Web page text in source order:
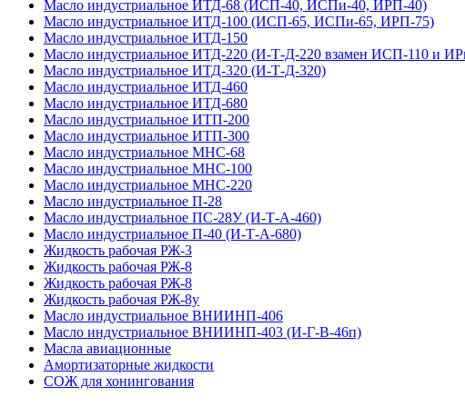
Масло индустриальное ИТД-68 (ИСП-40, ИСПи-40, ИРП-40)
Масло индустриальное ИТД-100 (ИСП-65, ИСПи-65, ИРП-75)
Масло индустриальное ИТД-150
Масло индустриальное ИТД-220 (И-Т-Д-220 взамен ИСП-110 и
Масло индустриальное ИТД-320 (И-Т-Д-320)
Масло индустриальное ИТД-460
Масло индустриальное ИТД-680
Масло индустриальное ИТП-200
Масло индустриальное ИТП-300
Масло индустриальное МНС-68
Масло индустриальное МНС-100
Масло индустриальное МНС-220
Масло индустриальное П-28
Масло индустриальное ПС-28У (И-Т-А-460)
Масло индустриальное П-40 (И-Т-А-680)
Жидкость рабочая РЖ-3
Жидкость рабочая РЖ-8
Жидкость рабочая РЖ-8
Жидкость рабочая РЖ-8у
Масло индустриальное ВНИИНП-406
Масло индустриальное ВНИИНП-403 (И-Г-В-46п)
Масла авиационные
Амортизаторные жидкости
СОЖ для хонингования